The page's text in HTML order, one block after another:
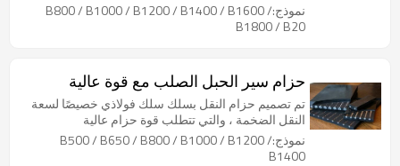
نموذج:B800 / B1000 / B1200 / B1400 / B1600 /
B1800 / B20
حزام سير الحبل الصلب مع قوة عالية
تم تصميم حزام النقل بسلك سلك فولاذي خصيصًا لسعة
النقل الضخمة ، والتي تتطلب قوة حزام عالية
نموذج:B500 / B650 / B800 / B1000 / B1200 /
B1400